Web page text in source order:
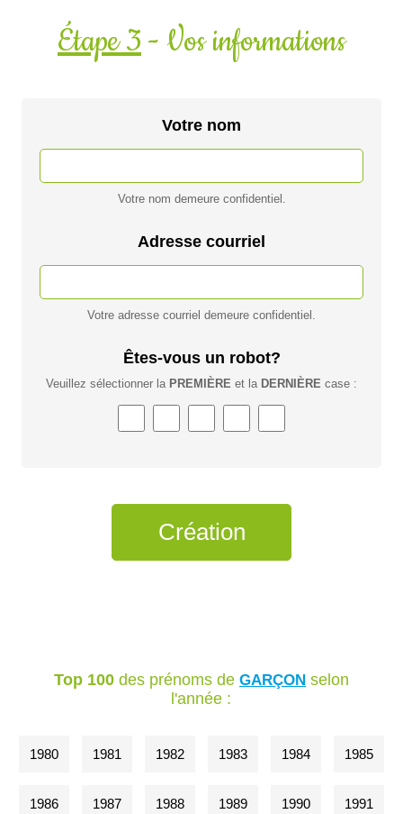
Étape 3- Vos informations
Votre nom
Votre nom demeure confidentiel.
Adresse courriel
Votre adresse courriel demeure confidentiel.
Êtes-vous un robot?
Veuillez sélectionner la PREMIÈRE et la DERNIÈRE case :
Top 100des prénoms de GARÇONselon
l'année :
1980 1981 1982 1983 1984 1985
1986 1987 1988 1989 1990 1991